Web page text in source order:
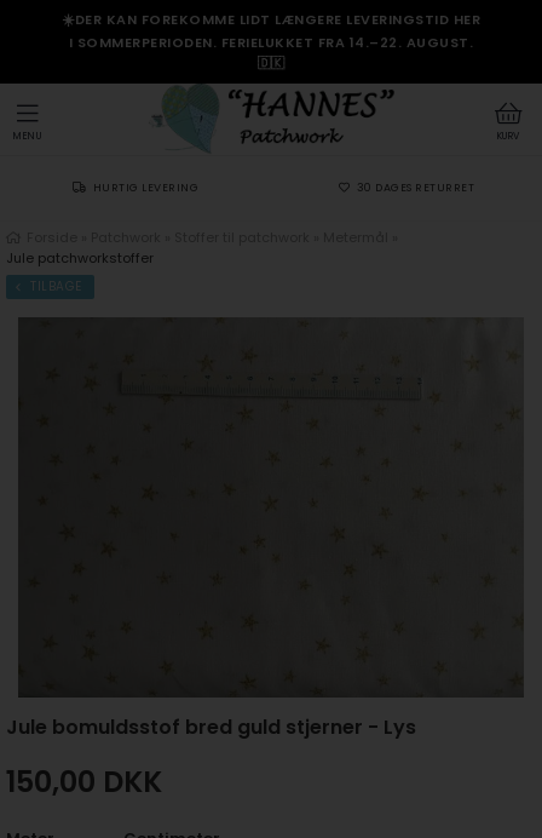
☀️DER KAN FOREKOMME LIDT LÆNGERE LEVERINGSTID HER
I SOMMERPERIODEN. FERIELUKKET FRA 14.–22. AUGUST.
🇩🇰
KURV
MENU
HURTIG LEVERING 30 DAGES RETURRET
Jule patchworkstoffer
TILBAGE
Jule bomuldsstof bred guld stjerner - Lys
150,00 DKK